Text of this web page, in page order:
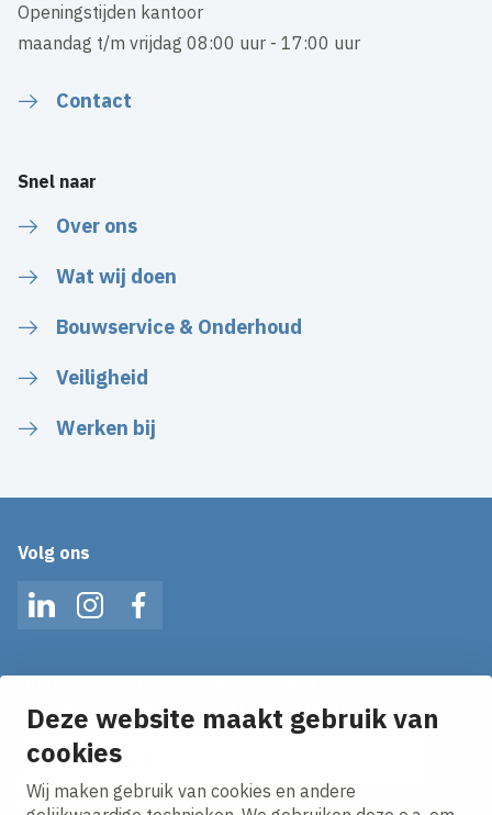
Deze website maakt gebruik van
cookies
Wij maken gebruik van cookies en andere
Openingstijden kantoor
maandag t/m vrijdag 08:00 uur - 17:00 uur
Contact
Snel naar
Over ons
Wat wij doen
Bouwservice & Onderhoud
Veiligheid
Werken bij
Volg ons
LinkedInInstagramFacebook
Ontvang onze nieuws alerts in je mailbox!
E-mailadres
Ik ga akkoord met hetprivacy statement.